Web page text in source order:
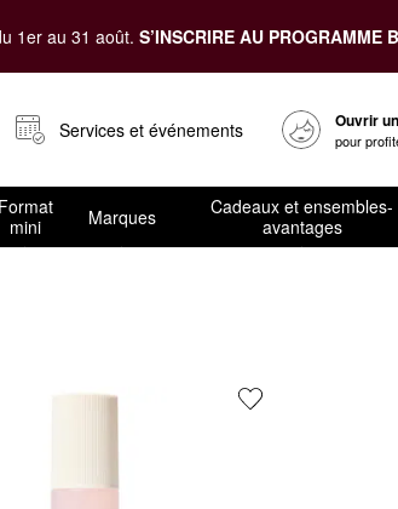
1er au 31 août. S’INSCRIRE AU PROGRAMME
Services et événements Ouvrir
pour
Format
mini
Marques
Cadeaux et ensembles-
avantages